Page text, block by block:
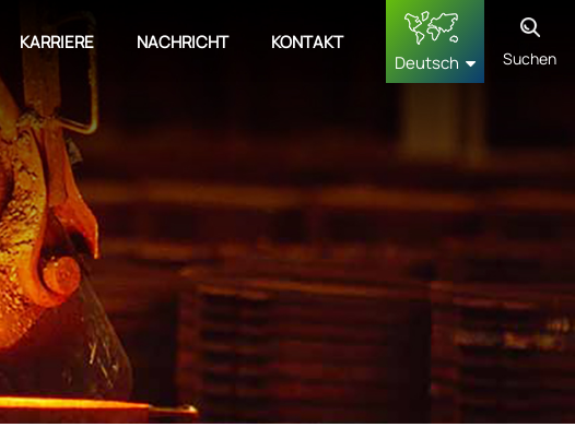
KARRIERE NACHRICHT
KONTAKT
Deutsch
français
Deutsch
русский
Suchen